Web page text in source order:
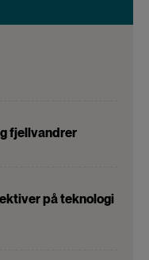
fjellvandrer
på teknologi